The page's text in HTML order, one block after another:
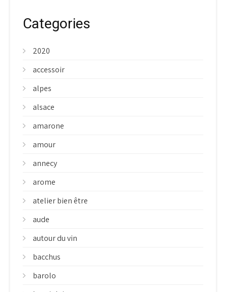
Categories
2020
accessoir
alpes
alsace
amarone
amour
annecy
arome
atelier bien être
aude
autour du vin
bacchus
barolo